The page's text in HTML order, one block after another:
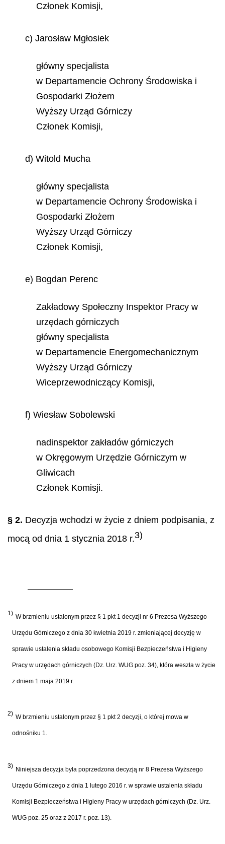
Członek Komisji,
c) Jarosław Mgłosiek
główny specjalista
w Departamencie Ochrony Środowiska i
Gospodarki Złożem
Wyższy Urząd Górniczy
Członek Komisji,
d) Witold Mucha
główny specjalista
w Departamencie Ochrony Środowiska i
Gospodarki Złożem
Wyższy Urząd Górniczy
Członek Komisji,
e) Bogdan Perenc
Zakładowy Społeczny Inspektor Pracy w
urzędach górniczych
główny specjalista
w Departamencie Energomechanicznym
Wyższy Urząd Górniczy
Wiceprzewodniczący Komisji,
f) Wiesław Sobolewski
nadinspektor zakładów górniczych
w Okręgowym Urzędzie Górniczym w
Gliwicach
Członek Komisji.
§ 2. Decyzja wchodzi w życie z dniem podpisania, z
mocą od dnia 1 stycznia 2018 r.3)
1) W brzmieniu ustalonym przez § 1 pkt 1 decyzji nr 6 Prezesa Wyższego
Urzędu Górniczego z dnia 30 kwietnia 2019 r. zmieniającej decyzję w
sprawie ustalenia składu osobowego Komisji Bezpieczeństwa i Higieny
Pracy w urzędach górniczych (Dz. Urz. WUG poz. 34), która weszła w życie
z dniem 1 maja 2019 r.
2) W brzmieniu ustalonym przez § 1 pkt 2 decyzji, o której mowa w
odnośniku 1.
3) Niniejsza decyzja była poprzedzona decyzją nr 8 Prezesa Wyższego
Urzędu Górniczego z dnia 1 lutego2016 r. w sprawie ustalenia składu
Komisji Bezpieczeństwa i Higieny Pracy w urzędach górniczych (Dz. Urz.
WUG poz. 25 oraz z 2017 r. poz. 13).